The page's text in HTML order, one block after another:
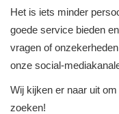
Het is iets minder
goede service bieden
vragen of
onze social-
Wij kijken er naar uit
zoeken!